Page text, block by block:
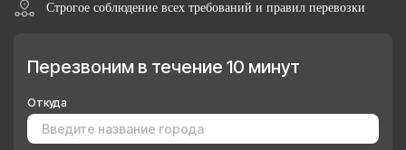
Строгое соблюдение всех требований и правил перевозки
Перезвоним в течение 10 минут
Откуда